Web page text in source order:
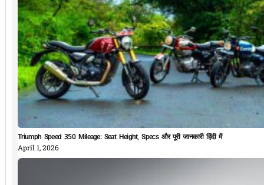
Triumph Speed 350 Mileage: Seat Height, Specs और पूरी जानकारी हिंदी में
April 1, 2026